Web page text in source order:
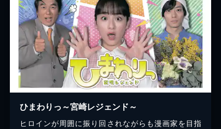
ひまわりっ～宮崎レジェンド～
ヒロインが周囲に振り回されながらも漫画家を目指